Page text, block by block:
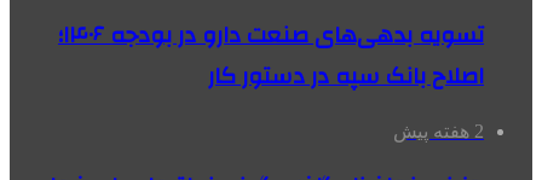
تسویه بدهی‌های صنعت دارو در بودجه ۱۴۰۶؛
اصلاح بانک سپه در دستور کار
2 هفته پیش